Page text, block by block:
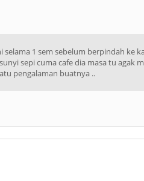
1 sem sebelum berpindah ke
sepi cuma cafe dia masa tu agak
pengalaman buatnya ..